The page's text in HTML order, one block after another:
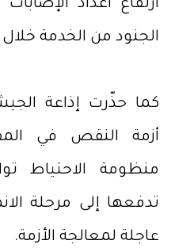
ارتفاع أعداد
الجنود من الخدمة
كما حذّرت إذاعة
أزمة النقص في
منظومة الاحتياط
تدفعها إلى مرحلة
عاجلة لمعالجة الأزمة.